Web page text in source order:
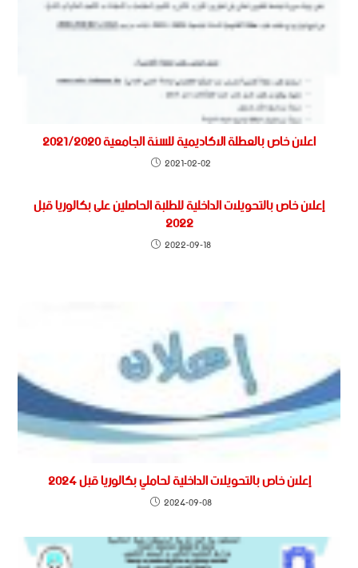
اعلان خاص بالعطلة الاكاديمية للسنة الجامعية 2021/2020
2021-02-02
إعلان خاص بالتحويلات الداخلية للطلبة الحاصلين على بكالوريا قبل
2022
2022-09-18
إعلان خاص بالتحويلات الداخلية لحاملي بكالوريا قبل 2024
2024-09-08